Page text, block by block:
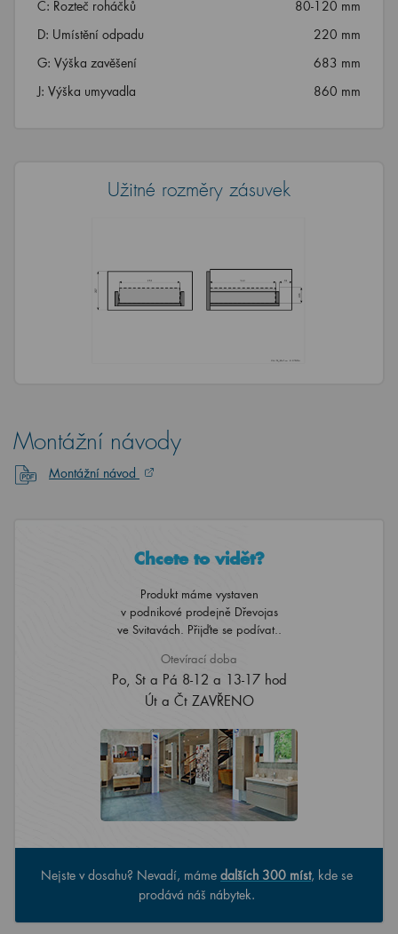
C: Rozteč roháčků
80-120 mm
D: Umístění odpadu
220 mm
G: Výška zavěšení
683 mm
J: Výška umyvadla
860 mm
Užitné rozměry zásuvek
Montážní návody
Montážní návod
Chcete to vidět?
Produkt máme vystaven
v podnikové prodejně Dřevojas
ve Svitavách. Přijďte se podívat..
Otevírací doba
Po, St a Pá 8-12 a 13-17 hod
Út a Čt ZAVŘENO
Nejste v dosahu? Nevadí, máme dalších 300 míst, kde se
prodává náš nábytek.